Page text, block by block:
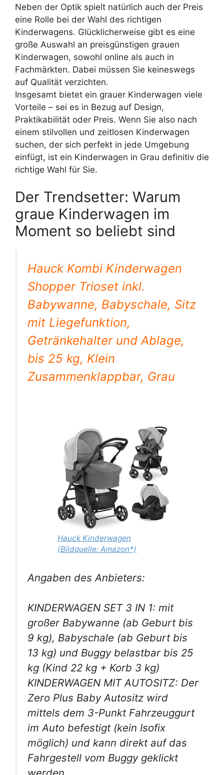
Neben der Optik spielt natürlich auch der Preis
eine Rolle bei der Wahl des richtigen
Kinderwagens. Glücklicherweise gibt es eine
große Auswahl an preisgünstigen grauen
Kinderwagen, sowohl online als auch in
Fachmärkten. Dabei müssen Sie keineswegs
auf Qualität verzichten.
Insgesamt bietet ein grauer Kinderwagen viele
Vorteile – sei es in Bezug auf Design,
Praktikabilität oder Preis. Wenn Sie also nach
einem stilvollen und zeitlosen Kinderwagen
suchen, der sich perfekt in jede Umgebung
einfügt, ist ein Kinderwagen in Grau definitiv die
richtige Wahl für Sie.
Der Trendsetter: Warum
graue Kinderwagen im
Moment so beliebt sind
Hauck Kombi Kinderwagen
Shopper Trioset inkl.
Babywanne, Babyschale, Sitz
mit Liegefunktion,
Getränkehalter und Ablage,
bis 25 kg, Klein
Zusammenklappbar, Grau
Hauck Kinderwagen
(Bildquelle: Amazon*)
Angaben des Anbieters:
KINDERWAGEN SET 3 IN 1: mit
großer Babywanne (ab Geburt bis
9 kg), Babyschale (ab Geburt bis
13 kg) und Buggy belastbar bis 25
kg (Kind 22 kg + Korb 3 kg)
KINDERWAGEN MIT AUTOSITZ: Der
Zero Plus Baby Autositz wird
mittels dem 3-Punkt Fahrzeuggurt
im Auto befestigt (kein Isofix
möglich) und kann direkt auf das
Fahrgestell vom Buggy geklickt